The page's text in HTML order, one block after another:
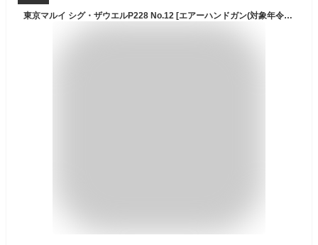
東京マルイ シグ・ザウエルP228 No.12 [エアーハンドガン(対象年令10才以上)] サバゲー エアガン おもちゃ ハンドガン カラス 害鳥 スズメ ネズミ退治 コスプレ 小道具 威力 飛距離 精度 重厚感 クリスマス 誕生日 安全装置 コッキング エアコキ